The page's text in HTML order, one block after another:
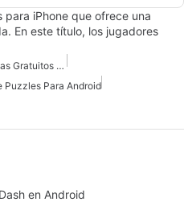
para iPhone que ofrece una
En este título, los jugadores
Juegos De Rompecabezas Gratuitos Para Android
Puzzles Para Android
en Android